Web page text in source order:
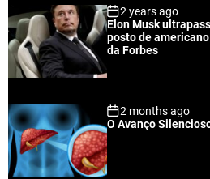
u
a
r
e
n
t
2 years ago
Elon Musk
posto de
da Forbes
2 months ago
O Avanço